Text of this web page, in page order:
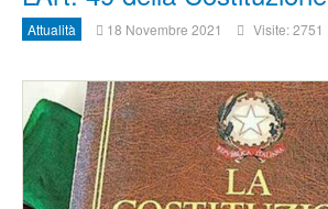
Attualità 18 Novembre 2021 Visite: 2751